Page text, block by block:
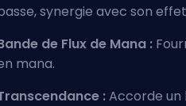
synergie avec son
de Flux de Mana :
mana.
:Accorde un